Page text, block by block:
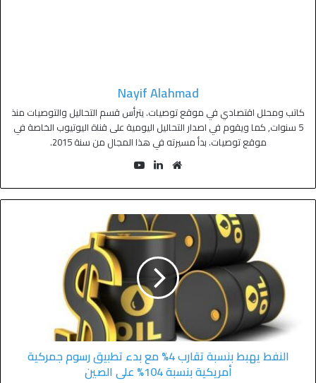
Nayif Alahmad
كاتب ومحلل اقتصادي في موقع توصيات. يترأس قسم التحاليل والتوصيات منذ
5 سنوات, كما ويقوم في اصدار التحاليل اليومية على قناة اليوتيوب الخاصة في
موقع توصيات. بدأ مسيرته في هذا المجال من سنة 2015.
النفط يهبط بنسبة تقارب 4% مع بدء تطبيق رسوم جمركية
أمريكية بنسبة 104% على الصين